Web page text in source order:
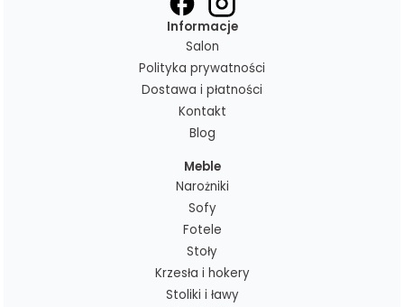
Informacje
Salon
Polityka prywatności
Dostawa i płatności
Kontakt
Blog
Meble
Narożniki
Sofy
Fotele
Stoły
Krzesła i hokery
Stoliki i ławy